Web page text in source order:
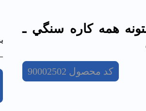
همه كاره سنگي ـ
کد محصول 90002502